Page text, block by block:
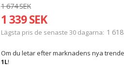
1 674 SEK
1 339 SEK
Lägsta pris de senaste 30 dagarna 1
Om du letar efter marknadens nya
1L!